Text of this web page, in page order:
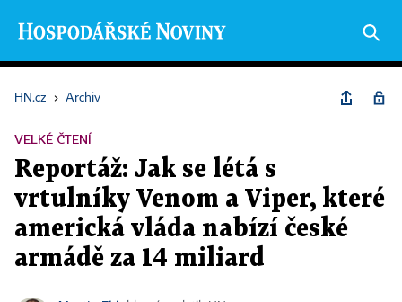
HN.cz › Archiv
VELKÉ ČTENÍ
Reportáž: Jak se létá s
vrtulníky Venom a Viper, které
americká vláda nabízí české
armádě za 14 miliard